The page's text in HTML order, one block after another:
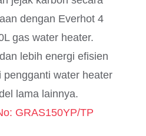
dengan Everhot 4
gas water heater.
lebih energi efisien
pengganti water heater
lama lainnya.
GRAS150YP/TP